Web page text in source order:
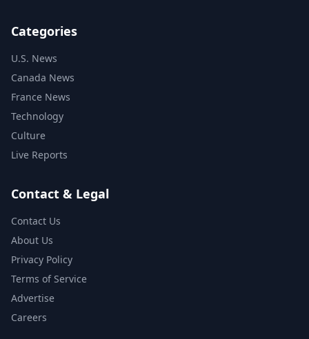
Categories
U.S. News
Canada News
France News
Technology
Culture
Live Reports
Contact & Legal
Contact Us
About Us
Privacy Policy
Terms of Service
Advertise
Careers